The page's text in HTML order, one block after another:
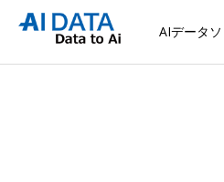
AIデータ